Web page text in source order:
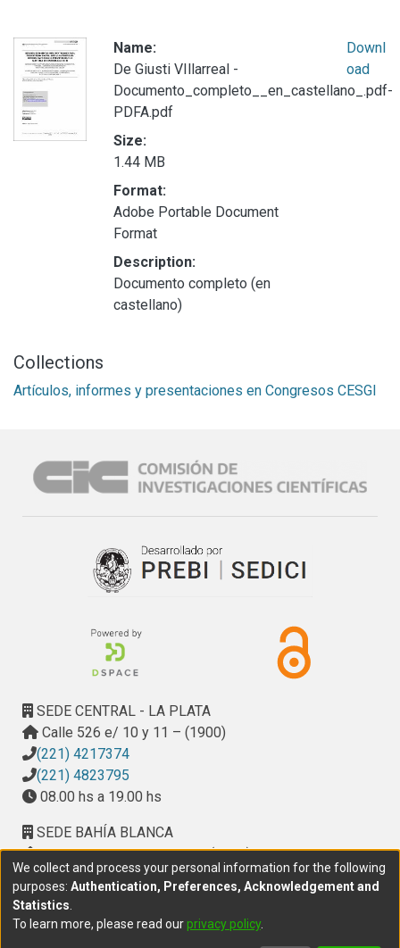
Name:
De Giusti VIllarreal -
Documento_completo__en_castellano_.pdf-
PDFA.pdf
Size:
1.44 MB
Format:
Adobe Portable Document
Format
Description:
Documento completo (en
castellano)
Downl
oad
Collections
Artículos, informes y presentaciones en Congresos CESGI
SEDE CENTRAL - LA PLATA
Calle 526 e/ 10 y 11 – (1900)
(221) 4217374
(221) 4823795
08.00 hs a 19.00 hs
SEDE BAHÍA BLANCA
Calle Ciudad de Cali 320 – (8000). Universidad
Provincial del Sudoeste (UPSO)
(291) 459 2550
, interno 147
10.00 h a 14.00 h
We collect and process your personal information for the following
purposes: Authentication, Preferences, Acknowledgement and
Statistics
To learn more, please read ourprivacy policy.